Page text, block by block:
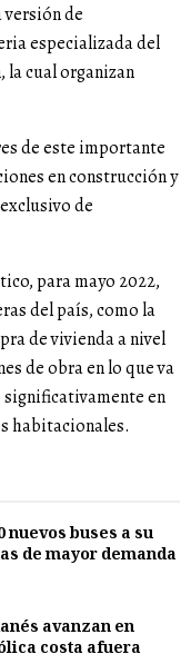
de
especializada del
la cual organizan
de este importante
en construcción y
de
para mayo 2022,
del país, como la
de vivienda a nivel
de obra en lo que va
en
habitacionales.
buses a su
de mayor demanda
avanzan en
costa afuera